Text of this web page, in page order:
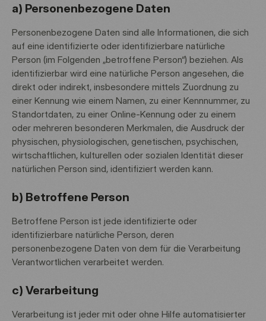
a) Personenbezogene Daten
Personenbezogene Daten sind alle Informationen, die sich
auf eine identifizierte oder identifizierbare natürliche
Person (im Folgenden „betroffene Person“) beziehen. Als
identifizierbar wird eine natürliche Person angesehen, die
direkt oder indirekt, insbesondere mittels Zuordnung zu
einer Kennung wie einem Namen, zu einer Kennnummer, zu
Standortdaten, zu einer Online-Kennung oder zu einem
oder mehreren besonderen Merkmalen, die Ausdruck der
physischen, physiologischen, genetischen, psychischen,
wirtschaftlichen, kulturellen oder sozialen Identität dieser
natürlichen Person sind, identifiziert werden kann.
b) Betroffene Person
Betroffene Person ist jede identifizierte oder
identifizierbare natürliche Person, deren
personenbezogene Daten von dem für die Verarbeitung
Verantwortlichen verarbeitet werden.
c) Verarbeitung
Verarbeitung ist jeder mit oder ohne Hilfe automatisierter